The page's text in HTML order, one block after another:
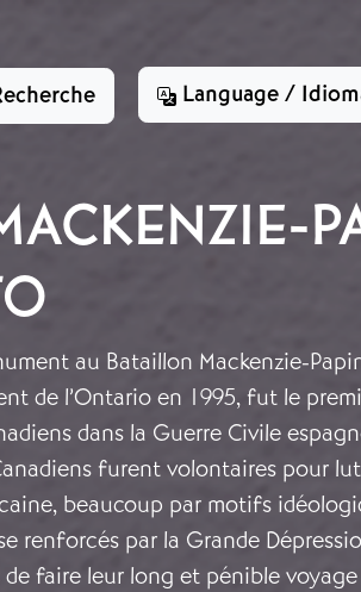
Language /
au Bataillon Mackenzie-
de l’Ontario en 1995, fut le
dans la Guerre Civile
furent volontaires pour
beaucoup par motifs
renforcés par la Grande
faire leur long et pénible voyage